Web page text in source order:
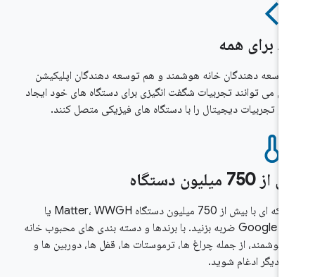
دهندگان خانه هوشمند و هم توسعه دهندگان اپلیکیشن
می توانند تجربیات شگفت انگیزی برای دستگاه های خود ایجاد
و تجربیات دیجیتال را با دستگاه های فیزیکی متصل کنند.
به شبکه ای با بیش از 750 میلیون دستگاه Matter، WWGH یا
Google Nest ضربه بزنید. با برندها و دسته بندی های محبوب خانه
هوشمند، از جمله چراغ ها، ترموستات ها، قفل ها، دوربین ها و
دیگر ادغام شوید.